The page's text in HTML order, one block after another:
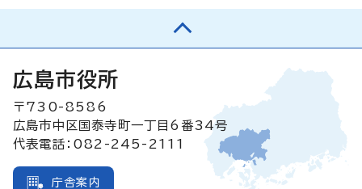
広島市役所
〒730-8586
広島市中区国泰寺町一丁目6番34号
代表電話：082-245-2111
庁舎案内